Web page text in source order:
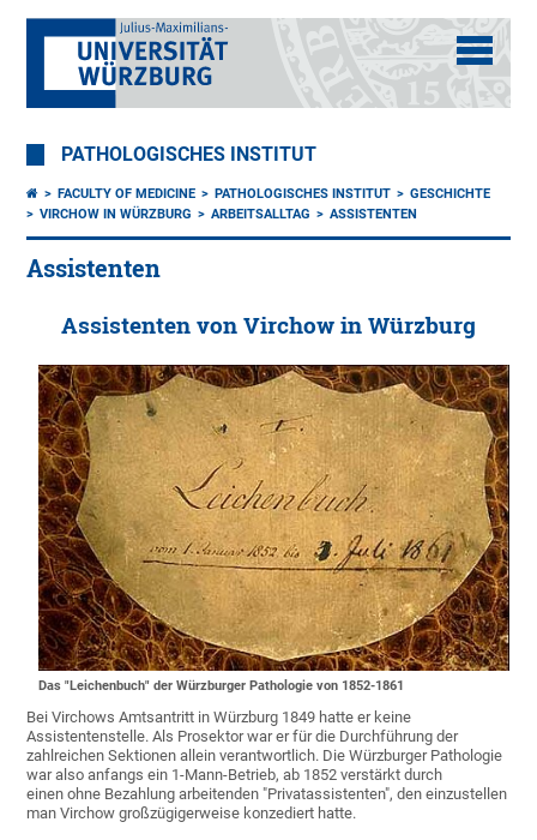
PATHOLOGISCHES INSTITUT
FACULTY OF MEDICINE PATHOLOGISCHES INSTITUT
GESCHICHTE
VIRCHOW IN WÜRZBURG
ARBEITSALLTAG ASSISTENTEN
Assistenten
Assistenten von Virchow in Würzburg
Das "Leichenbuch" der Würzburger Pathologie von 1852-1861
Bei Virchows Amtsantritt in Würzburg 1849 hatte er keine
Assistentenstelle. Als Prosektor war er für die Durchführung der
zahlreichen Sektionen allein verantwortlich. Die Würzburger Pathologie
war also anfangs ein 1-Mann-Betrieb, ab 1852 verstärkt durch
einen ohne Bezahlung arbeitenden "Privatassistenten", den einzustellen
man Virchow großzügigerweise konzediert hatte.